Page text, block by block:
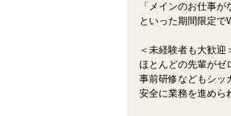
「メインのお仕事が
といった期間限定で
＜未経験者も大歓迎
ほとんどの先輩がゼ
事前研修などもシッ
安全に業務を進めら